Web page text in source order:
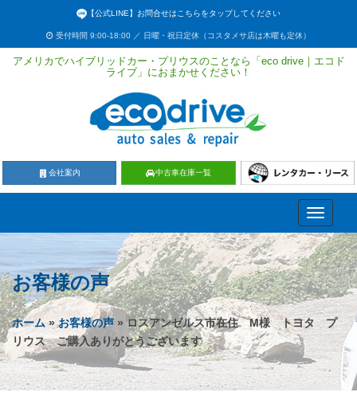
【公式LINE】お問合せはこちらをタップしてください
受付時間 9:00-18:00 ／ 日曜・祝日定休（コスタメサ店は木曜も定休）
アメリカでハイブリッドカー・プリウスのことなら「eco drive｜エコド
ライブ」におまかせください！
会社案内 中古車在庫一覧
Toggle
お客様の声
ホーム»お客様の声 » ロスアンゼルス市在住 M様 トヨタ プ
リウス ご購入ありがとうございます